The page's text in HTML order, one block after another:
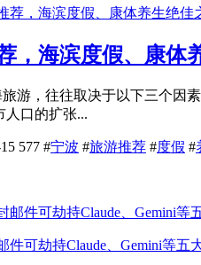
，海滨度假、康体
游，往往取决于以下三个因
人口的扩张...
577 #宁波 #旅游推荐 #度假 #
件可劫持Claude、Gemini等五